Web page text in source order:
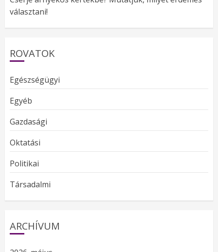
választani!
ROVATOK
Egészségügyi
Egyéb
Gazdasági
Oktatási
Politikai
Társadalmi
ARCHÍVUM